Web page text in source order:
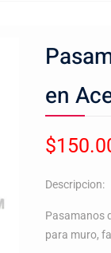
en
$
Descripcion:
Pasamanos
para muro,